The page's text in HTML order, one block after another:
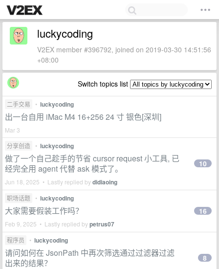
luckycoding
V2EX member #396792, joined on 2019-03-30 14:51:56
+08:00
Switch topics list
二手交易 • luckycoding
出一台自用 iMac M4 16+256 24 寸 银色[深圳]
Mar 3
分享创造
• luckycoding
做了一个自己趁手的节省 cursor request 小工具, 已
经完全用 agent 代替 ask 模式了。
Jun 18, 2025 • Lastly replied bydidiaoing
10
职场话题 • luckycoding
大家需要假装工作吗？
Feb 9, 2025 • Lastly replied bypetrus07
16
程序员 • luckycoding
请问如何在 JsonPath 中再次筛选通过过滤器过滤
出来的结果？
8